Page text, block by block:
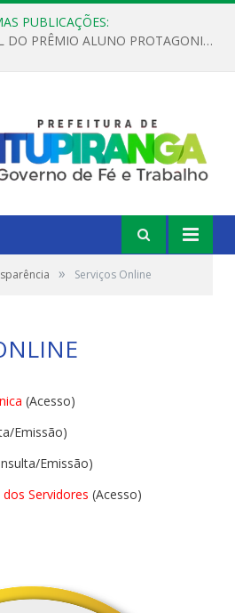
PUBLICAÇÕES:
REGULAMENTO OFICIAL DO PRÊMIO ALUNO PROTAGONISTA – EDIÇÃO 2026
» Serviços Online
(Acesso)
Emissão)
Emissão)
Servidores (Acesso)